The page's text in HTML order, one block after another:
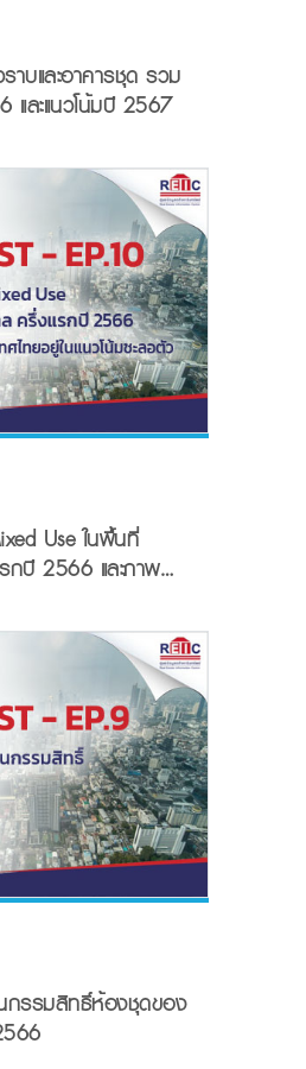
าบและอาคารชุด รวม
ละแนวโน้มปี 2567
Use ในพื้นที่
ปี 2566 และภาพ
กรรมสิทธิ์ห้องชุดของ